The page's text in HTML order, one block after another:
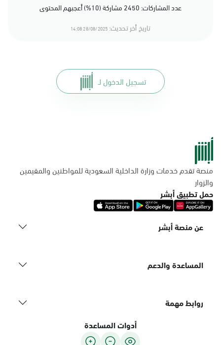
عدد المشاركات: 2450 مشاركة (10%) أعجبهم المحتوى
تاريخ أخر تحديث: 28/08/2025 14:08
تسجيل الدخول لـ
منصة تقدم خدمات وزارة الداخلية السعودية للمواطنين والمقيمين
والزوار
حمل تطبيق أبشر
عن منصة أبشر
المساعدة والدعم
روابط مهمة
أدوات المساعدة